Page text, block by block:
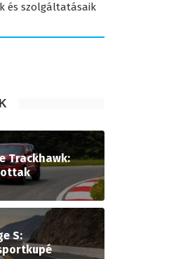
és szolgáltatásaik
Trackhawk:
S: